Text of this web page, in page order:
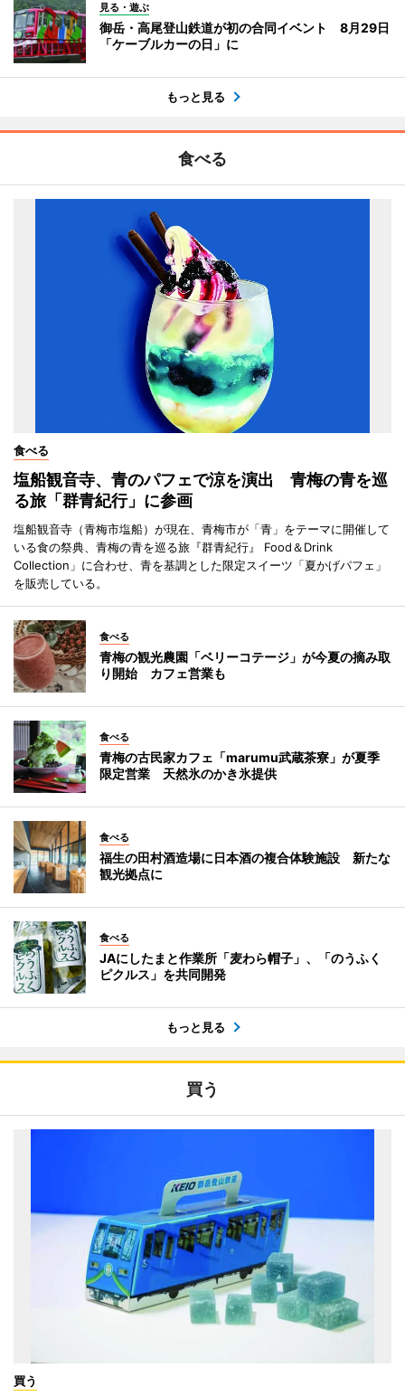
見る・遊ぶ
御岳・高尾登山鉄道が初の合同イベント 8月29日
「ケーブルカーの日」に
もっと見る
食べる
食べる
塩船観音寺、青のパフェで涼を演出 青梅の青を巡
る旅「群青紀行」に参画
塩船観音寺（青梅市塩船）が現在、青梅市が「青」をテーマに開催して
いる食の祭典、青梅の青を巡る旅『群青紀行』 Food＆Drink
Collection」に合わせ、青を基調とした限定スイーツ「夏かげパフェ」
を販売している。
食べる
青梅の観光農園「ベリーコテージ」が今夏の摘み取
り開始 カフェ営業も
食べる
青梅の古民家カフェ「marumu武蔵茶寮」が夏季
限定営業 天然氷のかき氷提供
食べる
福生の田村酒造場に日本酒の複合体験施設 新たな
観光拠点に
食べる
JAにしたまと作業所「麦わら帽子」、「のうふく
ピクルス」を共同開発
もっと見る
買う
買う